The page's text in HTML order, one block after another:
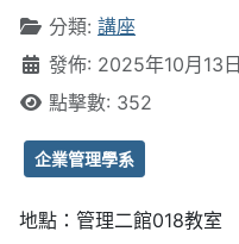
分類: 講座
發佈: 2025年10月13日
點擊數: 352
企業管理學系
地點：管理二館018教室